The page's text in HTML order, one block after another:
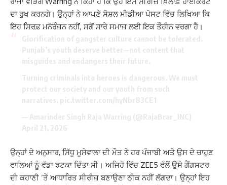
ਦਾ ਰੁਖ ਕਰਨਗੇ। ਉਨ੍ਹਾਂ ਨੇ ਆਪਣੇ ਸੋਸ਼ਲ ਮੀਡੀਆ ਪੋਸਟ ਵਿੱਚ ਲਿਖਿਆ ਕਿ
ਇਹ ਸਿਰਫ਼ ਮਨੋਰੰਜਨ ਨਹੀਂ, ਸਗੋਂ ਸਾਰੇ ਸਮਾਜ ਲਈ ਇਕ ਤੌਹੀਨ ਵਰਗਾ ਹੈ।
ਉਨ੍ਹਾਂ ਦੇ ਅਨੁਸਾਰ, ਸਿੱਧੂ ਮੂਸੇਵਾਲਾ ਦੀ ਮੌਤ ਨੇ ਹਰ ਪੰਜਾਬੀ ਅਤੇ ਉਸ ਦੇ ਚਾਹੁਣ
ਵਾਲਿਆਂ ਨੂੰ ਵੱਡਾ ਝਟਕਾ ਦਿੱਤਾ ਸੀ। ਅਜਿਹੇ ਵਿੱਚ ZEE5 ਵੱਲੋਂ ਉਸੇ ਗੈਂਗਸਟਰ
ਦੀ ਕਹਾਣੀ ‘ਤੇ ਆਧਾਰਿਤ ਸੀਰੀਜ਼ ਬਣਾਉਣਾ ਠੀਕ ਨਹੀਂ ਲੱਗਦਾ। ਉਨ੍ਹਾਂ ਇਹ